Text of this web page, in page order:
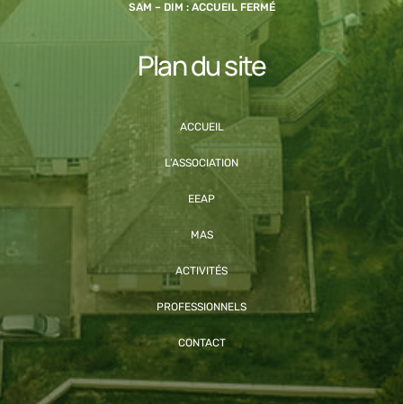
SAM – DIM : ACCUEIL FERMÉ
Plan du site
ACCUEIL
L’ASSOCIATION
EEAP
MAS
ACTIVITÉS
PROFESSIONNELS
CONTACT